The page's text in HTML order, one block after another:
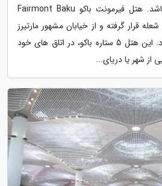
بوده و بسیار مدرن می باشد. هتل فیرمونت باکو Fairmont Baku
قرار گرفته و از خیابان مشهور مارتیرز
تنها 3 دقیقه پیاده روی دارد. این هتل 5 ستاره باکو، در اتاق های خود
از شهر یا دریای...